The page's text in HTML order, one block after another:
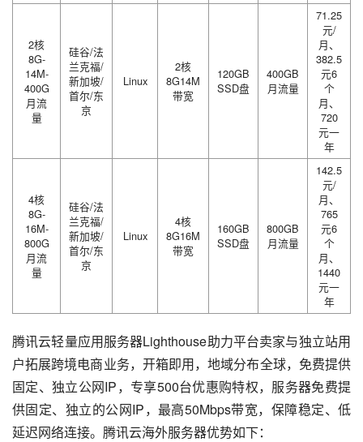
2核
8G-
14M-
400G
月流
量
硅谷/法
兰克福/
新加坡/
首尔/东
京
Linux
2核
8G14M
带宽
120GB
SSD盘
400GB
月流量
71.25
元/
月、
382.5
元6
个
月、
720
元一
年
4核
8G-
16M-
800G
月流
量
硅谷/法
兰克福/
新加坡/
首尔/东
京
Linux
4核
8G16M
带宽
160GB
SSD盘
800GB
月流量
142.5
元/
月、
765
元6
个
月、
1440
元一
年
腾讯云轻量应用服务器Lighthouse助力平台卖家与独立站用
户拓展跨境电商业务，开箱即用，地域分布全球，免费提供
固定、独立公网IP，专享500台优惠购特权，服务器免费提
供固定、独立的公网IP，最高50Mbps带宽，保障稳定、低
延迟网络连接。腾讯云海外服务器优势如下：